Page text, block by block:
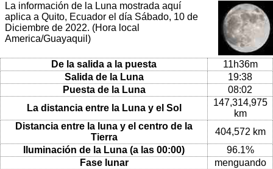
La información de la Luna mostrada aquí
aplica a Quito, Ecuador el día Sábado, 10 de
Diciembre de 2022. (Hora local
America/Guayaquil)
De la salida a la puesta
11h36m
Salida de la Luna
19:38
Puesta de la Luna
08:02
La distancia entre la Luna y el Sol
147,314,975
km
Distancia entre la luna y el centro de la
Tierra
404,572 km
Iluminación de la Luna (a las 00:00)
96.1%
Fase lunar
menguando